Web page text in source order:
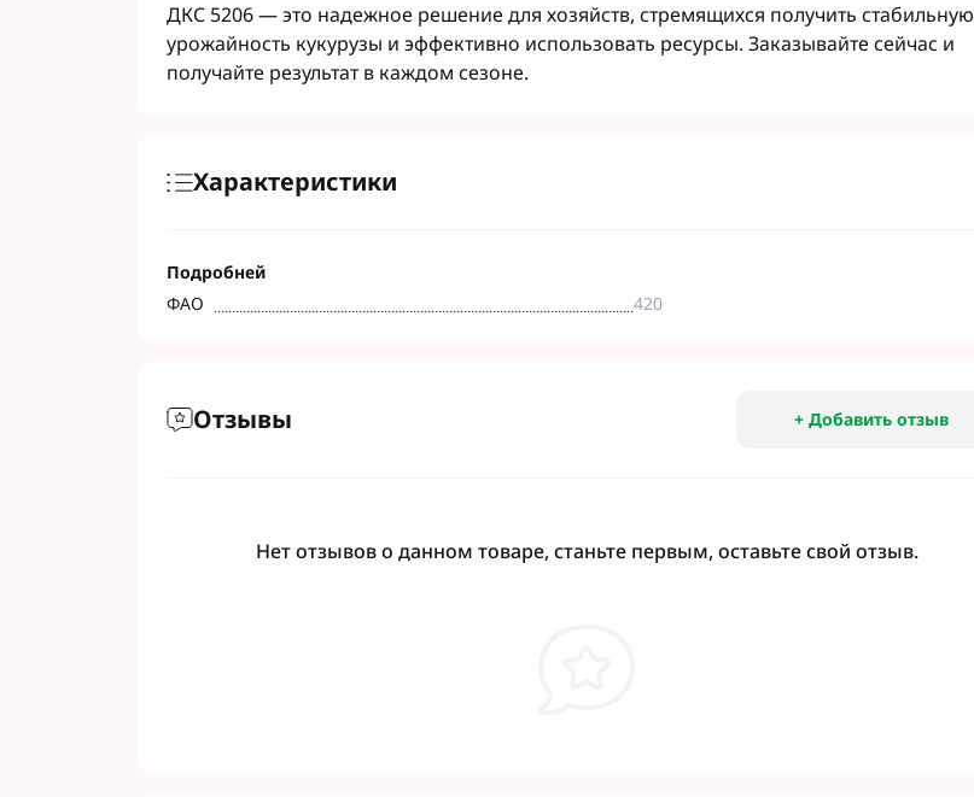
ДКС 5206 — это надежное решение для хозяйств, стремящихся получить стабильную
урожайность кукурузы и эффективно использовать ресурсы. Заказывайте сейчас и
получайте результат в каждом сезоне.
Характеристики
Подробней
ФАО
420
Отзывы + Добавить отзыв
Нет отзывов о данном товаре, станьте первым, оставьте свой отзыв.